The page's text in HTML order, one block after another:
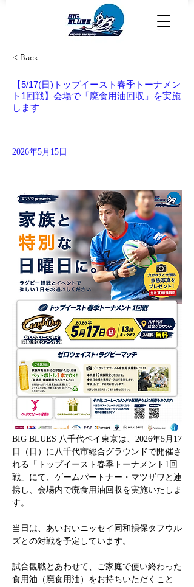
< Back
【5/17(日)トップイースト春季トーナメン
ト1回戦】会場で「廃食用油回収」を実施
します
2026年5月15日
BIG BLUES 八千代ベイ東京は、2026年5月17
日（日）に八千代市総合グラウンドで開催さ
れる「トップイースト春季トーナメント1回
戦」にて、ゲームパートナー・マツザワと連
携し、会場内で廃食用油回収を実施いたしま
す。
当日は、あいおいニッセイ同和損保タフウル
ズとの対戦を予定しています。
試合観戦とあわせて、ご家庭で使い終わった
食用油（廃食用油）をお持ちいただくこと